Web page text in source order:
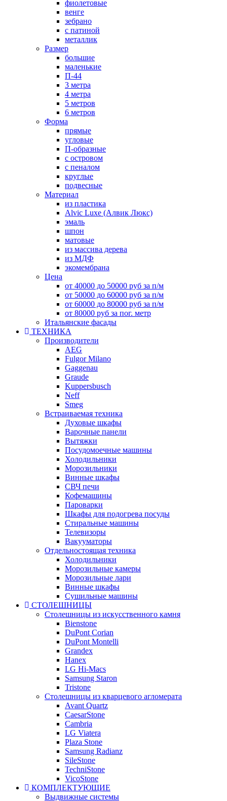
фиолетовые
венге
зебрано
с патиной
металлик
Размер
большие
маленькие
П-44
3 метра
4 метра
5 метров
6 метров
Форма
прямые
угловые
П-образные
с островом
с пеналом
круглые
подвесные
Материал
из пластика
Alvic Luxe (Алвик Люкс)
эмаль
шпон
матовые
из массива дерева
из МДФ
экомембрана
Цена
от 40000 до 50000 руб за п/м
от 50000 до 60000 руб за п/м
от 60000 до 80000 руб за п/м
от 80000 руб за пог. метр
Итальянские фасады
ТЕХНИКА
Производители
AEG
Fulgor Milano
Gaggenau
Graude
Kuppersbusch
Neff
Smeg
Встраиваемая техника
Духовые шкафы
Варочные панели
Вытяжки
Посудомоечные машины
Холодильники
Морозильники
Винные шкафы
СВЧ печи
Кофемашины
Пароварки
Шкафы для подогрева посуды
Стиральные машины
Телевизоры
Вакууматоры
Отдельностоящая техника
Холодильники
Морозильные камеры
Морозильные лари
Винные шкафы
Сушильные машины
СТОЛЕШНИЦЫ
Столешницы из искусственного камня
Bienstone
DuPont Corian
DuPont Montelli
Grandex
Hanex
LG Hi-Macs
Samsung Staron
Tristone
Столешницы из кварцевого агломерата
Avant Quartz
CaesarStone
Cambria
LG Viatera
Plaza Stone
Samsung Radianz
SileStone
TechniStone
VicoStone
КОМПЛЕКТУЮЩИЕ
Выдвижные системы